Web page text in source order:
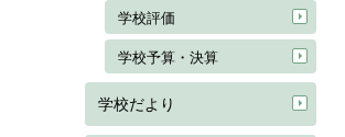
学校評価
学校予算・決算
学校だより